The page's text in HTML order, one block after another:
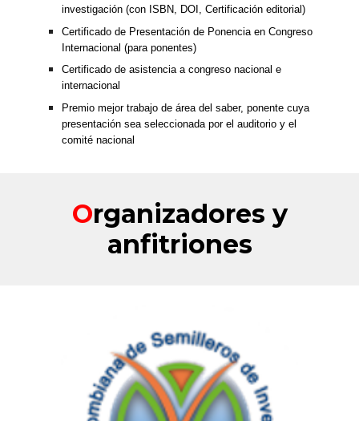
investigación (con ISBN, DOI, Certificación editorial)
Certificado de Presentación de Ponencia en Congreso
Internacional (para ponentes)
Certificado de asistencia a congreso nacional e
internacional
Premio mejor trabajo de área del saber, ponente cuya
presentación sea seleccionada por el auditorio y el
comité nacional
Organizadores y
anfitriones